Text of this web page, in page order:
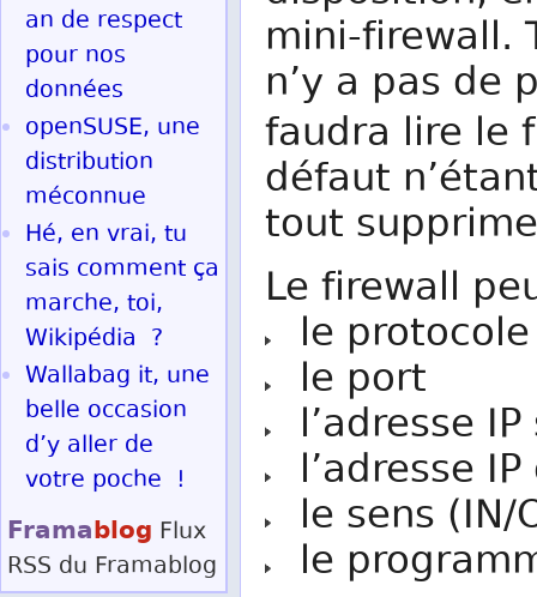
mini-firewall.
n’y a pas de
faudra lire le
défaut
tout
Le firewall
le protocole
le port
l’adresse
l’adresse
le sens (IN/
le
an de respect
pour nos
données
openSUSE, une
distribution
méconnue
Hé, en vrai, tu
sais comment ça
marche, toi,
Wikipédia ?
Wallabag it, une
belle occasion
d’y aller de
votre poche !
Framablog Flux
RSS du Framablog